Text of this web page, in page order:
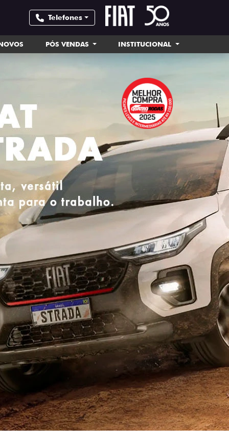
Telefones
PÓS VENDAS INSTITUCIONAL